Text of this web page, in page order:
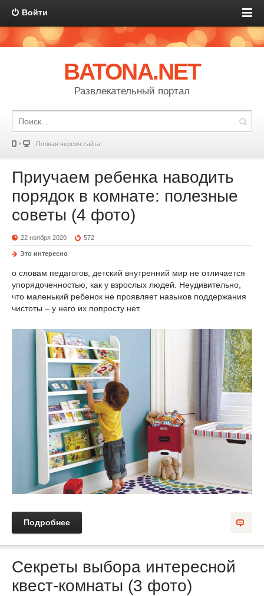
Войти
BATONA.NET
Развлекательный портал
Полная версия сайта
Приучаем ребенка наводить
порядок в комнате: полезные
советы (4 фото)
22 ноября 2020 572
Это интересно
о словам педагогов, детский внутренний мир не отличается
упорядоченностью, как у взрослых людей. Неудивительно,
что маленький ребенок не проявляет навыков поддержания
чистоты – у него их попросту нет.
Подробнее
Секреты выбора интересной
квест-комнаты (3 фото)